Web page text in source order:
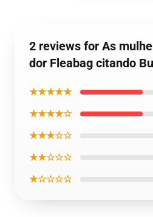
2 reviews for As
dor Fleabag citando
★★★★★
★★★★☆
★★★☆☆
★★☆☆☆
★☆☆☆☆